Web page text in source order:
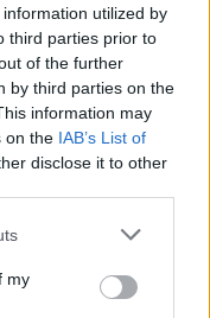
utilized by
third parties prior to
of the further
by third parties on the
information may
on the IAB’s List of
disclose it to other
my